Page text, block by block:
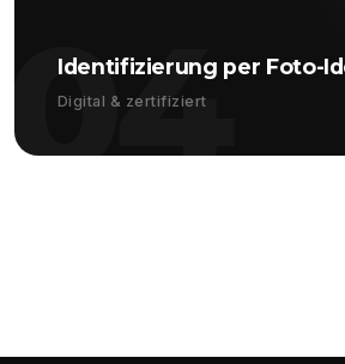
04
Identifizierung per Foto-
Digital & zertifiziert